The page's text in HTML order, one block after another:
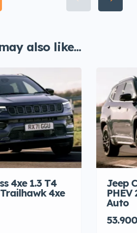
also like...
4xe 1.3 T4
4xe
Jeep
Auto